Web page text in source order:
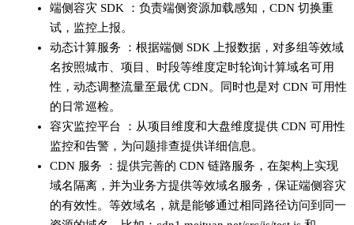
端侧容灾 SDK ：负责端侧资源加载感知，CDN 切换重
试，监控上报。
动态计算服务 ：根据端侧 SDK 上报数据，对多组等效域
名按照城市、项目、时段等维度定时轮询计算域名可用
性，动态调整流量至最优 CDN。同时也是对 CDN 可用性
的日常巡检。
容灾监控平台 ：从项目维度和大盘维度提供 CDN 可用性
监控和告警，为问题排查提供详细信息。
CDN 服务 ：提供完善的 CDN 链路服务，在架构上实现
域名隔离，并为业务方提供等效域名服务，保证端侧容灾
的有效性。等效域名，就是能够通过相同路径访问到同一